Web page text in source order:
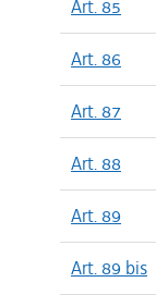
Art. 85
Art. 86
Art. 87
Art. 88
Art. 89
Art. 89 bis